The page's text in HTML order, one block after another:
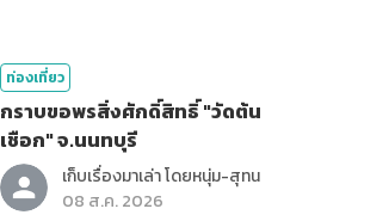
ท่องเที่ยว
กราบขอพรสิ่งศักดิ์สิทธิ์ "วัดต้น
เชือก" จ.นนทบุรี
เก็บเรื่องมาเล่า โดยหนุ่ม-สุทน
08 ส.ค. 2026